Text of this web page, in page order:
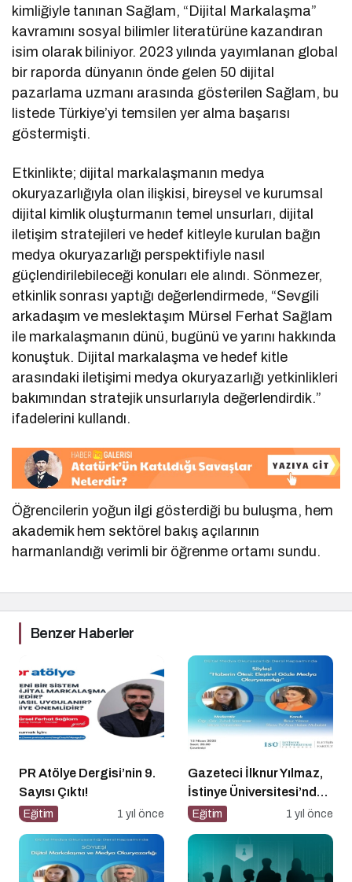
kimliğiyle tanınan Sağlam, “Dijital Markalaşma”
kavramını sosyal bilimler literatürüne kazandıran
isim olarak biliniyor. 2023 yılında yayımlanan global
bir raporda dünyanın önde gelen 50 dijital
pazarlama uzmanı arasında gösterilen Sağlam, bu
listede Türkiye’yi temsilen yer alma başarısı
göstermişti.
Etkinlikte; dijital markalaşmanın medya
okuryazarlığıyla olan ilişkisi, bireysel ve kurumsal
dijital kimlik oluşturmanın temel unsurları, dijital
iletişim stratejileri ve hedef kitleyle kurulan bağın
medya okuryazarlığı perspektifiyle nasıl
güçlendirilebileceği konuları ele alındı. Sönmezer,
etkinlik sonrası yaptığı değerlendirmede, “Sevgili
arkadaşım ve meslektaşım Mürsel Ferhat Sağlam
ile markalaşmanın dünü, bugünü ve yarını hakkında
konuştuk. Dijital markalaşma ve hedef kitle
arasındaki iletişimi medya okuryazarlığı yetkinlikleri
bakımından stratejik unsurlarıyla değerlendirdik.”
ifadelerini kullandı.
Öğrencilerin yoğun ilgi gösterdiği bu buluşma, hem
akademik hem sektörel bakış açılarının
harmanlandığı verimli bir öğrenme ortamı sundu.
Benzer Haberler
PR Atölye Dergisi’nin 9.
Sayısı Çıktı!
Eğitim 1 yıl önce
Gazeteci İlknur Yılmaz,
İstinye Üniversitesi’nde
Dijital Medya
Konuğu Oldu
Eğitim 1 yıl önce